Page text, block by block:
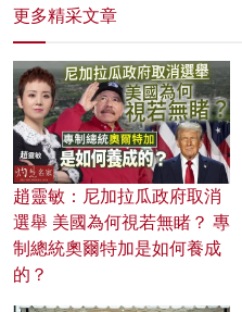
更多精采文章
趙靈敏：尼加拉瓜政府取消
選舉 美國為何視若無睹？ 專
制總統奧爾特加是如何養成
的？